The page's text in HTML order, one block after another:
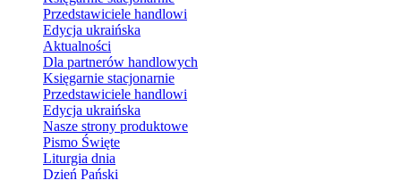
Przedstawiciele handlowi
Edycja ukraińska
Aktualności
Dla partnerów handlowych
Księgarnie stacjonarnie
Przedstawiciele handlowi
Edycja ukraińska
Nasze strony produktowe
Pismo Święte
Liturgia dnia
Dzień Pański